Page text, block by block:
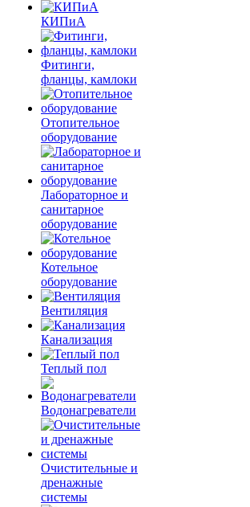
КИПиА
Фитинги,
фланцы, камлоки
Отопительное
оборудование
Лабораторное и
санитарное
оборудование
Котельное
оборудование
Вентиляция
Канализация
Теплый пол
Водонагреватели
Очистительные и
дренажные
системы